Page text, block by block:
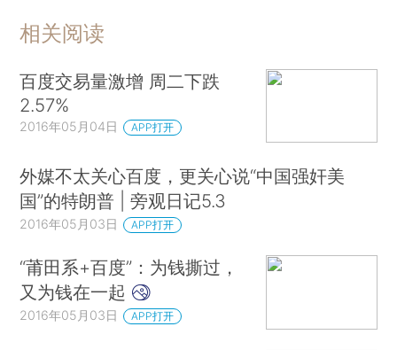
相关阅读
百度交易量激增 周二下跌
2.57%
2016年05月04日 APP打开
外媒不太关心百度，更关心说“中国强奸美
国”的特朗普 | 旁观日记5.3
2016年05月03日 APP打开
“莆田系+百度”：为钱撕过，
又为钱在一起
2016年05月03日 APP打开